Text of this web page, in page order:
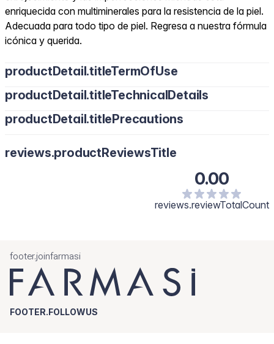
enriquecida con multiminerales para la resistencia de la piel.
Adecuada para todo tipo de piel. Regresa a nuestra fórmula
icónica y querida.
productDetail.titleTermOfUse
productDetail.titleTechnicalDetails
productDetail.titlePrecautions
reviews.productReviewsTitle
0.00
reviews.reviewTotalCount
footer.joinfarmasi
FOOTER.FOLLOWUS